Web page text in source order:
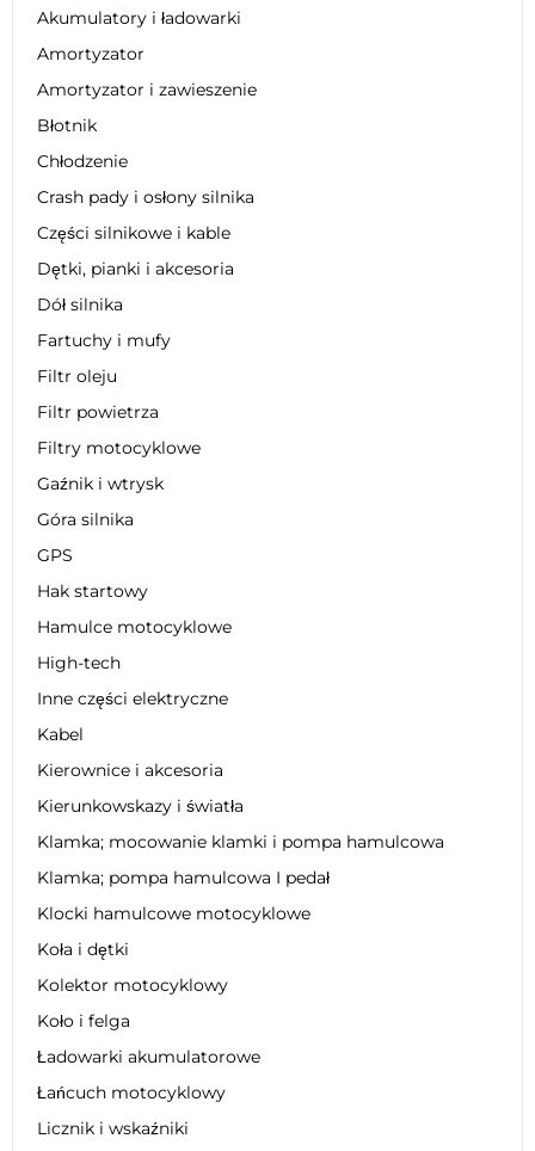
Akumulatory i ładowarki
Amortyzator
Amortyzator i zawieszenie
Błotnik
Chłodzenie
Crash pady i osłony silnika
Części silnikowe i kable
Dętki, pianki i akcesoria
Dół silnika
Fartuchy i mufy
Filtr oleju
Filtr powietrza
Filtry motocyklowe
Gaźnik i wtrysk
Góra silnika
GPS
Hak startowy
Hamulce motocyklowe
High-tech
Inne części elektryczne
Kabel
Kierownice i akcesoria
Kierunkowskazy i światła
Klamka; mocowanie klamki i pompa hamulcowa
Klamka; pompa hamulcowa I pedał
Klocki hamulcowe motocyklowe
Koła i dętki
Kolektor motocyklowy
Koło i felga
Ładowarki akumulatorowe
Łańcuch motocyklowy
Licznik i wskaźniki